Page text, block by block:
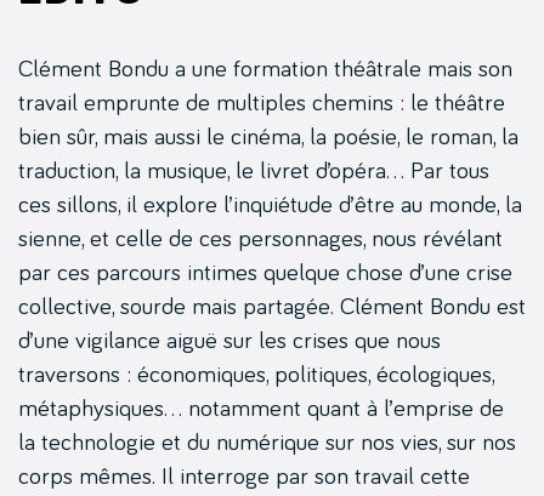
Clément Bondu a une formation théâtrale mais son
travail emprunte de multiples chemins : le théâtre
bien sûr, mais aussi le cinéma, la poésie, le roman, la
traduction, la musique, le livret d’opéra… Par tous
ces sillons, il explore l’inquiétude d’être au monde, la
sienne, et celle de ces personnages, nous révélant
par ces parcours intimes quelque chose d’une crise
collective, sourde mais partagée. Clément Bondu est
d’une vigilance aiguë sur les crises que nous
traversons : économiques, politiques, écologiques,
métaphysiques… notamment quant à l’emprise de
la technologie et du numérique sur nos vies, sur nos
corps mêmes. Il interroge par son travail cette